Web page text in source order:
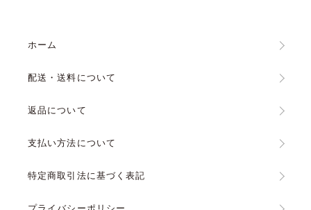
ホーム
配送・送料について
返品について
支払い方法について
特定商取引法に基づく表記